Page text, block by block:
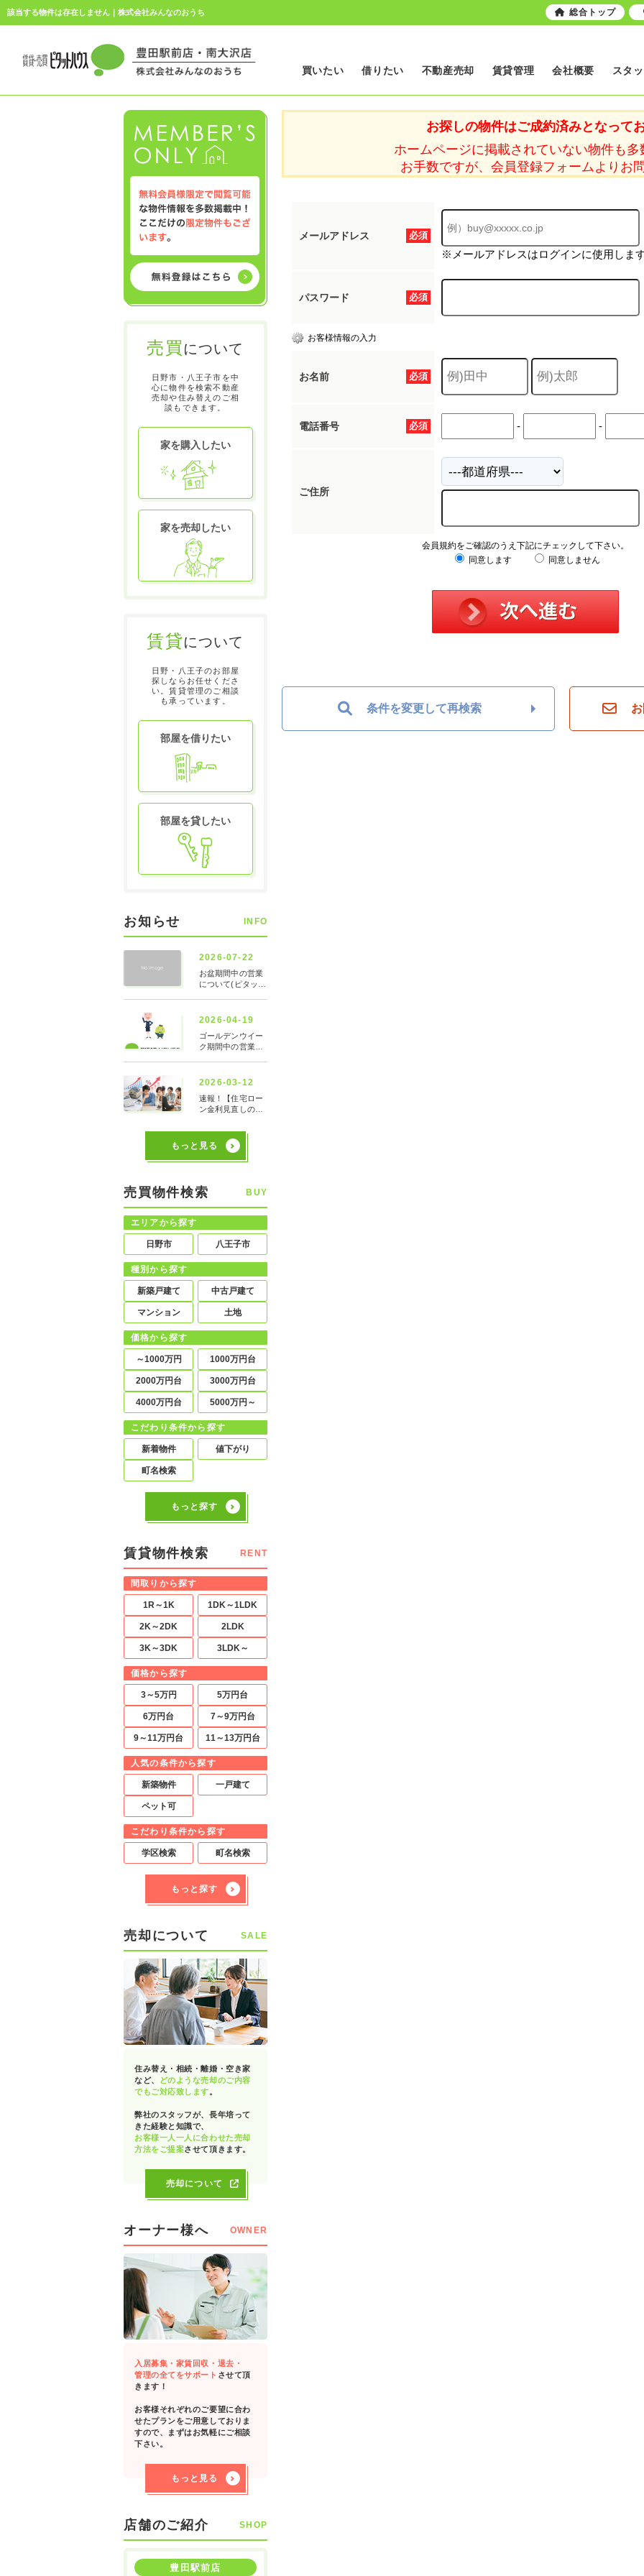
該当する物件は存在しません｜株式会社みんなのおうち
買いたい 借りたい 不動産売却 賃貸管理 会社概要 スタ
お探しの物件はご成約済みとなってお
ホームページに掲載されていない物件も多
お手数ですが、会員登録フォームよりお
必須
メールアドレス
※メールアドレスはログインに使用します
必須
パスワード
お客様情報の入力
必須
お名前
必須
電話番号 - -
ご住所
会員規約をご確認のうえ下記にチェックして下さい。
同意します
同意しません
条件を変更して再検索
売買について
日野市・八王子市を中
心に物件を検索不動産
売却や住み替えのご相
談もできます。
家を購入したい
家を売却したい
賃貸について
日野・八王子のお部屋
探しならお任せくださ
い。賃貸管理のご相談
も承っています。
部屋を借りたい
部屋を貸したい
お知らせ INFO
もっと見る
売買物件検索 BUY
エリアから探す
日野市 八王子市
種別から探す
新築戸建て 中古戸建て
マンション 土地
価格から探す
～1000万円 1000万円台
2000万円台 3000万円台
4000万円台 5000万円～
こだわり条件から探す
新着物件 値下がり
町名検索
もっと探す
賃貸物件検索 RENT
間取りから探す
1R～1K 1DK～1LDK
2K～2DK 2LDK
3K～3DK 3LDK～
価格から探す
3～5万円 5万円台
6万円台 7～9万円台
9～11万円台 11～13万円台
人気の条件から探す
新築物件 一戸建て
ペット可
こだわり条件から探す
学区検索 町名検索
もっと探す
売却について SALE
住み替え・相続・離婚・空き家
など、
どのような売却のご内容
でもご対応致します。
弊社のスタッフが、長年培って
きた経験と知識で、
お客様一人一人に合わせた売却
方法をご提案させて頂きます。
売却について
オーナー様へ OWNER
入居募集・家賃回収・退去・
管理の全てをサポート させて頂
きます！
お客様それぞれのご要望に合わ
せたプランをご用意しておりま
すので、まずはお気軽にご相談
下さい。
もっと見る
店舗のご紹介 SHOP
豊田駅前店
総合トップ